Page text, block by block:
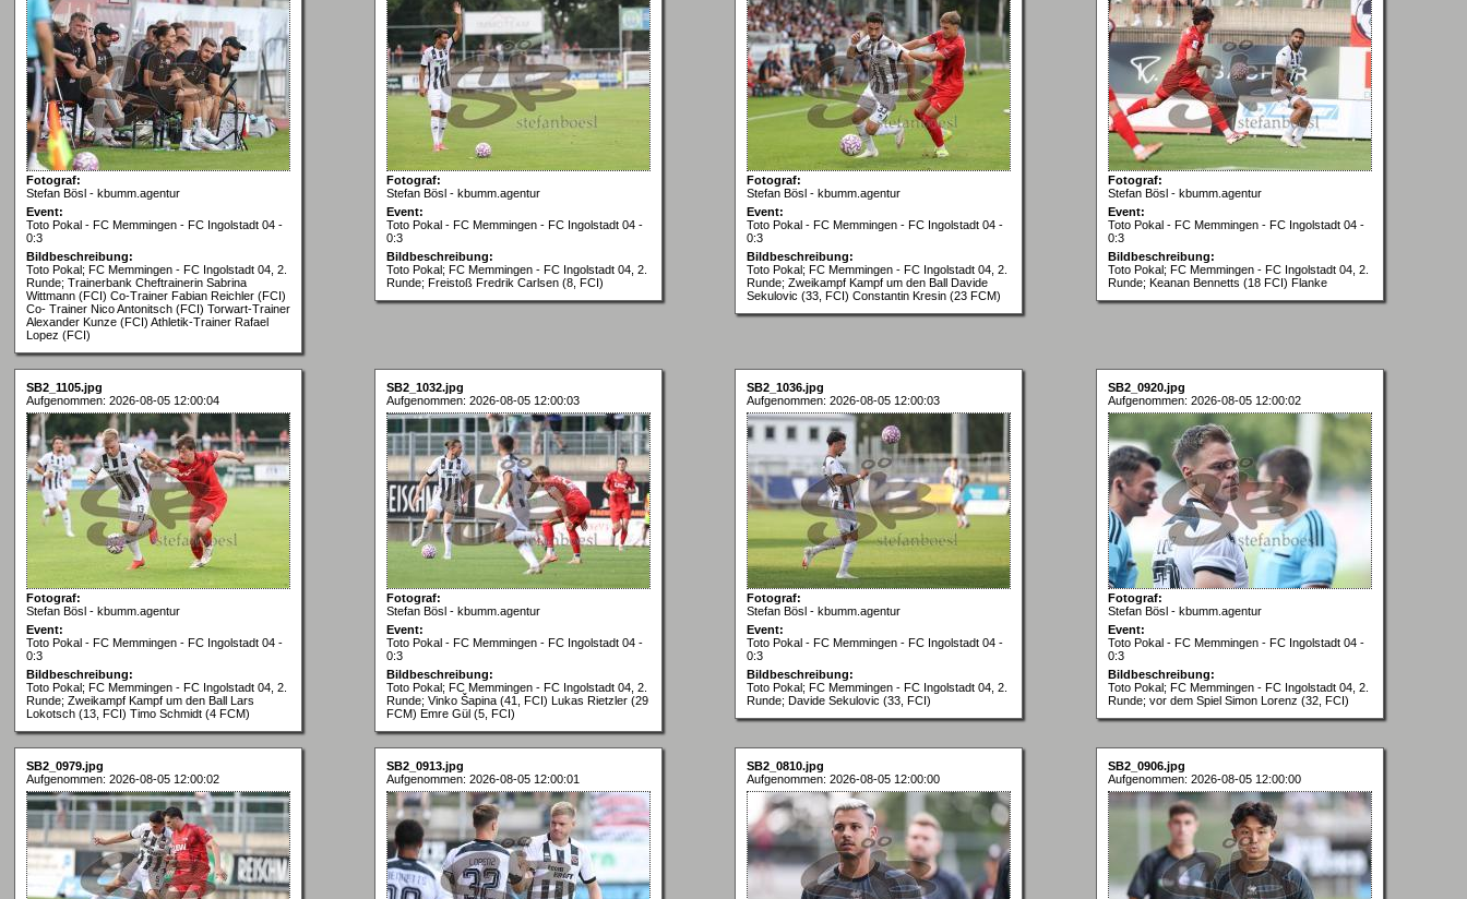
Fotograf:
Stefan Bösl - kbumm.agentur
Event:
Toto Pokal - FC Memmingen - FC Ingolstadt 04 -
0:3
Bildbeschreibung:
Toto Pokal; FC Memmingen - FC Ingolstadt 04, 2.
Runde; Trainerbank Cheftrainerin Sabrina
Wittmann (FCI) Co-Trainer Fabian Reichler (FCI)
Co- Trainer Nico Antonitsch (FCI) Torwart-Trainer
Alexander Kunze (FCI) Athletik-Trainer Rafael
Lopez (FCI)
Fotograf:
Stefan Bösl - kbumm.agentur
Event:
Toto Pokal - FC Memmingen - FC Ingolstadt 04 -
0:3
Bildbeschreibung:
Toto Pokal; FC Memmingen - FC Ingolstadt 04, 2.
Runde; Freistoß Fredrik Carlsen (8, FCI)
Fotograf:
Stefan Bösl - kbumm.agentur
Event:
Toto Pokal - FC Memmingen - FC Ingolstadt 04 -
0:3
Bildbeschreibung:
Toto Pokal; FC Memmingen - FC Ingolstadt 04, 2.
Runde; Zweikampf Kampf um den Ball Davide
Sekulovic (33, FCI) Constantin Kresin (23 FCM)
Fotograf:
Stefan Bösl - kbumm.agentur
Event:
Toto Pokal - FC Memmingen - FC Ingolstadt 04 -
0:3
Bildbeschreibung:
Toto Pokal; FC Memmingen - FC Ingolstadt 04, 2.
Runde; Keanan Bennetts (18 FCI) Flanke
SB2_1105.jpg
Aufgenommen: 2026-08-05 12:00:04
Fotograf:
Stefan Bösl - kbumm.agentur
Event:
Toto Pokal - FC Memmingen - FC Ingolstadt 04 -
0:3
Bildbeschreibung:
Toto Pokal; FC Memmingen - FC Ingolstadt 04, 2.
Runde; Zweikampf Kampf um den Ball Lars
Lokotsch (13, FCI) Timo Schmidt (4 FCM)
SB2_1032.jpg
Aufgenommen: 2026-08-05 12:00:03
Fotograf:
Stefan Bösl - kbumm.agentur
Event:
Toto Pokal - FC Memmingen - FC Ingolstadt 04 -
0:3
Bildbeschreibung:
Toto Pokal; FC Memmingen - FC Ingolstadt 04, 2.
Runde; Vinko Šapina (41, FCI) Lukas Rietzler (29
FCM) Emre Gül (5, FCI)
SB2_1036.jpg
Aufgenommen: 2026-08-05 12:00:03
Fotograf:
Stefan Bösl - kbumm.agentur
Event:
Toto Pokal - FC Memmingen - FC Ingolstadt 04 -
0:3
Bildbeschreibung:
Toto Pokal; FC Memmingen - FC Ingolstadt 04, 2.
Runde; Davide Sekulovic (33, FCI)
SB2_0920.jpg
Aufgenommen: 2026-08-05 12:00:02
Fotograf:
Stefan Bösl - kbumm.agentur
Event:
Toto Pokal - FC Memmingen - FC Ingolstadt 04 -
0:3
Bildbeschreibung:
Toto Pokal; FC Memmingen - FC Ingolstadt 04, 2.
Runde; vor dem Spiel Simon Lorenz (32, FCI)
SB2_0979.jpg
Aufgenommen: 2026-08-05 12:00:02
SB2_0913.jpg
Aufgenommen: 2026-08-05 12:00:01
SB2_0810.jpg
Aufgenommen: 2026-08-05 12:00:00
SB2_0906.jpg
Aufgenommen: 2026-08-05 12:00:00